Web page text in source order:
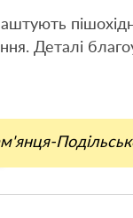
Деталі